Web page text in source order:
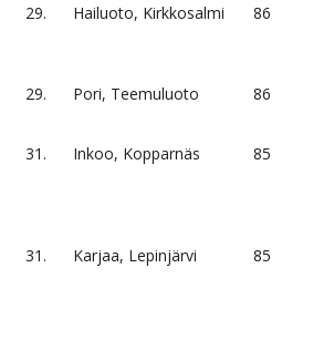
29. Hailuoto, Kirkkosalmi 86
29. Pori, Teemuluoto 86
31.
Inkoo, Kopparnäs 85
31. Karjaa, Lepinjärvi 85